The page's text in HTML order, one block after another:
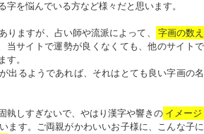
字を悩んでいる方など様々だと思います。
りますが、占い師や流派によって、
字画の数え
当サイトで運勢が良くなくても、他のサイトで
す。
出るようであれば、それはとても良い字画の名
執しすぎないで、やはり漢字や響きの イメージ
ます。ご両親がかわいいお子様に、こんな子に